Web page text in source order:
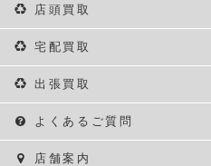
店頭買取
宅配買取
出張買取
よくあるご質問
店舗案内